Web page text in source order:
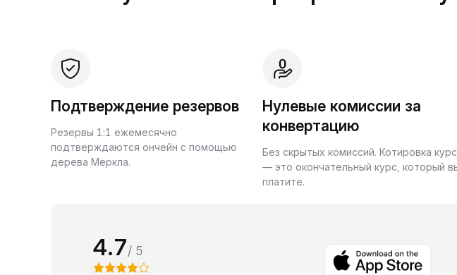
Подтверждение резервов
Резервы 1:1 ежемесячно
подтверждаются ончейн с помощью
дерева Меркла.
Нулевые комиссии за
конвертацию
Без скрытых комиссий. Котировка
— это окончательный курс, который
платите.
4.7/ 5